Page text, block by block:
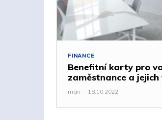
FINANCE
Benefitní karty pro
zaměstnance a jejich
man - 18.10.2022